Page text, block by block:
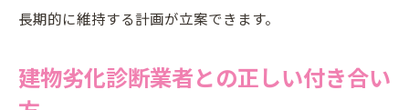
長期的に維持する計画が立案できます。
建物劣化診断業者との正しい付き合い